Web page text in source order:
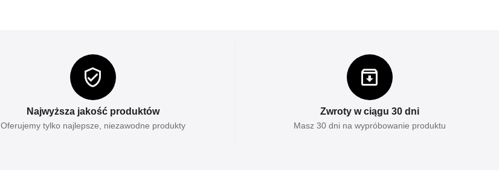
Najwyższa jakość produktów
Oferujemy tylko najlepsze, niezawodne produkty
Zwroty w ciągu 30 dni
Masz 30 dni na wypróbowanie produktu